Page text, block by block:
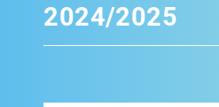
2024/2025